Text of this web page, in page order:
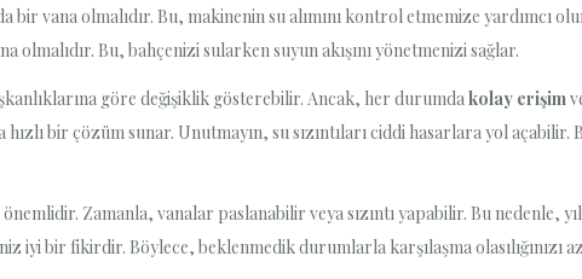
bir vana olmalıdır. Bu, makinenin su alımını kontrol etmemize yardımcı
olmalıdır. Bu, bahçenizi sularken suyun akışını yönetmenizi sağlar.
göre değişiklik gösterebilir. Ancak, her durumda kolay erişim
bir çözüm sunar. Unutmayın, su sızıntıları ciddi hasarlara yol açabilir.
Zamanla, vanalar paslanabilir veya sızıntı yapabilir. Bu nedenle,
iyi bir fikirdir. Böylece, beklenmedik durumlarla karşılaşma olasılığınızı